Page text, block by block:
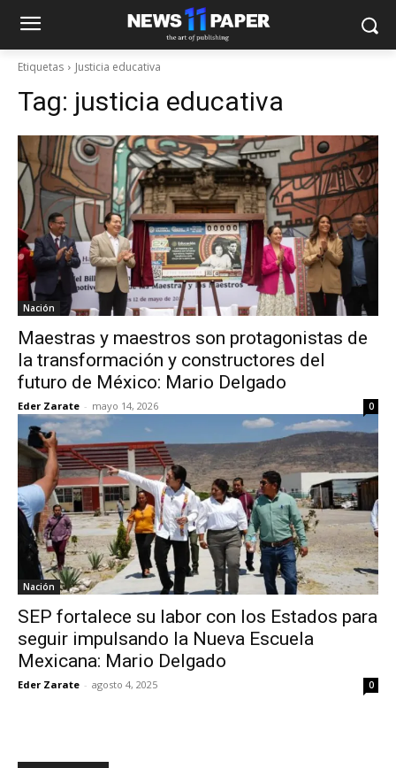
Etiquetas Justicia educativa
Tag: justicia educativa
Nación
Maestras y maestros son protagonistas de
la transformación y constructores del
futuro de México: Mario Delgado
Eder Zarate - mayo 14, 2026 0
Nación
SEP fortalece su labor con los Estados para
seguir impulsando la Nueva Escuela
Mexicana: Mario Delgado
Eder Zarate - agosto 4, 2025 0